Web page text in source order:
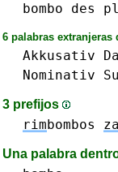
bombo des
6 palabras extranjeras
Akkusativ
Nominativ
3 prefijos
rimbombos
Una palabra